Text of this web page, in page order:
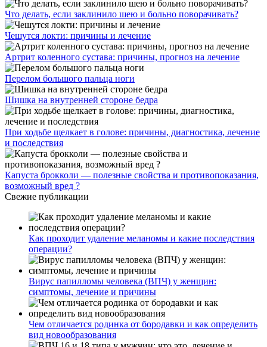
Что делать, если заклинило шею и больно поворачивать?
Чешутся локти: причины и лечение
Артрит коленного сустава: причины, прогноз на лечение
Перелом большого пальца ноги
Шишка на внутренней стороне бедра
При ходьбе щелкает в голове: причины, диагностика, лечение
и последствия
Капуста брокколи — полезные свойства и противопоказания,
возможный вред ?
Свежие публикации
Как проходит удаление меланомы и какие последствия
операции?
Вирус папилломы человека (ВПЧ) у женщин:
симптомы, лечение и причины
Чем отличается родинка от бородавки и как определить
вид новообразования